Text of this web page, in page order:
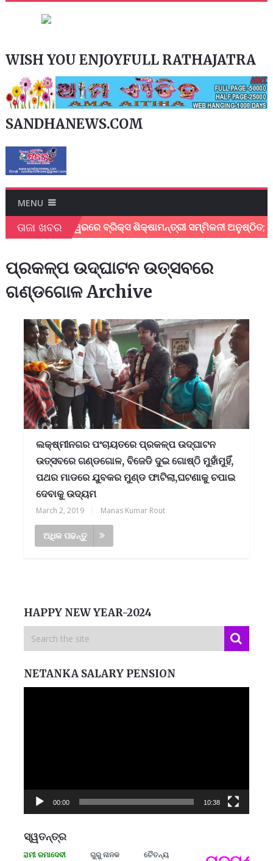
WISH YOU ENJOYFULL RATHAJATRA
SANDHANEWS.COM
MENU
ତାଜା ଖବର
ଭୁବନେଶ୍ୱରରେ ବ୍ରିକ୍ସ ଶିକ୍ଷାମନ୍ତ୍ରୀ ସମ୍ମିଳନୀ ଅନୁଷ୍ଠିତ;
ପ୍ରକଳ୍ପ ଉଦ୍ଘାଟନ ଉତ୍ସବରେ
ଗଣ୍ଡଗୋଳ Archive
ଲକ୍ଷ୍ମୀନଗର ପଂଚାୟତରେ ପ୍ରକଳ୍ପ ଉଦ୍ଘାଟନ
ଉତ୍ସବରେ ଗଣ୍ଡଗୋଳ, ବିଜେଡି ଦୁଇ ଗୋଷ୍ଠି ମୁହାଁମୁହିଁ,
ପଥର ମାଡରେ ଯୁବକର ମୁଣ୍ଡ ଫାଟିଲା,ଘଟଣାକୁ ଚପାଇ
ଦେବାକୁ ଉଦ୍ୟମ
March 2, 2019 Manas Kumar Rout
ଅଧିକ ପଢନ୍ତୁ
HAPPY NEW YEAR-2024
NETANKA SALARY PENSION
00:00 10:38
ସ୍ୱତନ୍ତ୍ର
ରମାଦେବୀ ଗୁରୁ ନାନକ ଚୈତନ୍ୟ